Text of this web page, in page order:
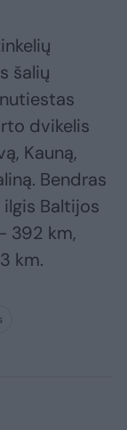
šalių
dvikelis
Kauną,
Bendras
ilgis Baltijos
392 km,
km.